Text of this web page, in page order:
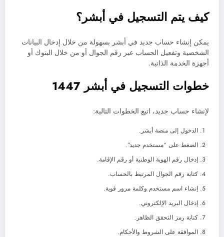
كيف يتم التسجيل في أبشر؟
يمكن إنشاء حساب جديد في أبشر بسهولة من خلال إدخال البيانات
الشخصية وتفعيل الحساب عبر رقم الجوال أو من خلال البنوك أو
أجهزة الخدمة الذاتية.
خطوات التسجيل في أبشر 1447
لإنشاء حساب جديد، اتبع الخطوات التالية:
الدخول إلى منصة أبشر.
الضغط على “مستخدم جديد”.
إدخال رقم الهوية الوطنية أو رقم الإقامة.
كتابة رقم الجوال المرتبط بالحساب.
إنشاء اسم مستخدم وكلمة مرور قوية.
إدخال البريد الإلكتروني.
كتابة رمز التحقق الظاهر.
الموافقة على الشروط والأحكام.